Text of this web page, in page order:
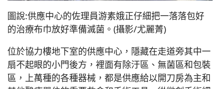
圖說:供應中心的佐理員游素娥正仔細把一落落包好
的治療布巾放好準備滅菌。(攝影/尤麗菁)
位於協力樓地下室的供應中心，隱藏在走道旁其中一
扇不起眼的小門後方，裡面有除汙區、無菌區和包裝
區，上萬種的各種器械，都是供應給以開刀房為主和